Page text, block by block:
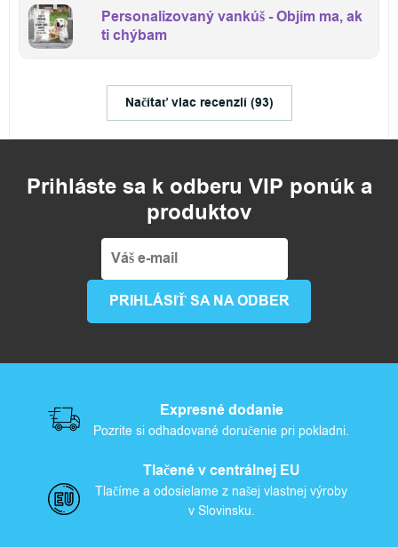
Personalizovaný vankúš - Objím ma, ak
ti chýbam
Načítať viac recenzií (93)
Prihláste sa k odberu VIP ponúk a
produktov
Expresné dodanie
Pozrite si odhadované doručenie pri pokladni.
Tlačené v centrálnej EU
Tlačíme a odosielame z našej vlastnej výroby
v Slovinsku.